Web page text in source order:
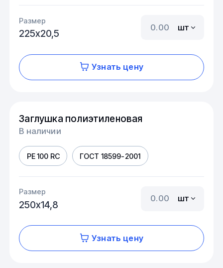
Размер
225х20,5
шт
Узнать цену
Заглушка полиэтиленовая
В наличии
PE 100 RC ГОСТ 18599-2001
Размер
250х14,8
шт
Узнать цену